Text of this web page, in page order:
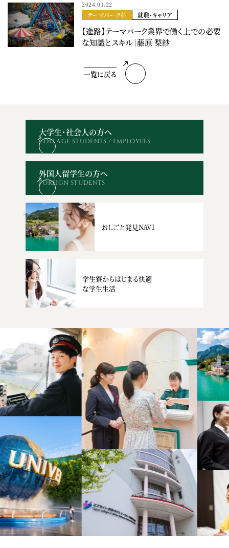
2024.01.22
テーマパーク科 就職・キャリア
【進路】テーマパーク業界で働く上での必要
な知識とスキル｜藤原 梨紗
一覧に戻る
資料請求 オープン
大学生・社会人の方へ
COLLAGE STUDENTS / EMPLOYEES
外国人留学生の方へ
FOREIGN STUDENTS
おしごと発見NAVI
学生寮からはじまる快適
な学生生活